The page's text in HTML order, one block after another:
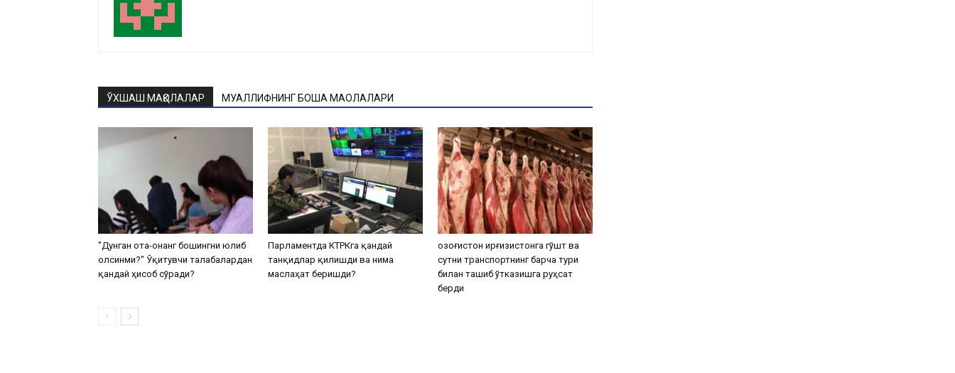
ЎХШАШ МАҚОЛАЛАР МУАЛЛИФНИНГ БОШҚА МАҚОЛАЛАРИ
"Дунган ота-онанг бошингни юлиб
олсинми?" Ўқитувчи талабалардан
қандай ҳисоб сўради?
Парламентда КТРКга қандай
танқидлар қилишди ва нима
маслаҳат беришди?
Қозоғистон Қирғизистонга гўшт ва
сутни транспортнинг барча тури
билан ташиб ўтказишга руҳсат
берди